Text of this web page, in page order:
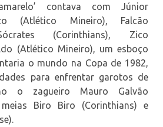
contava com Júnior
(Atlético Mineiro), Falcão
(Corinthians), Zico
(Atlético Mineiro), um esboço
o mundo na Copa de 1982,
para enfrentar garotos de
o zagueiro Mauro Galvão
Biro Biro (Corinthians) e